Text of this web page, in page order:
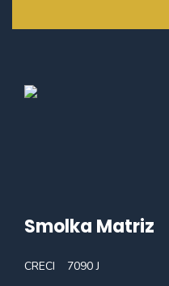
Smolka Matriz
CRECI
7090 J